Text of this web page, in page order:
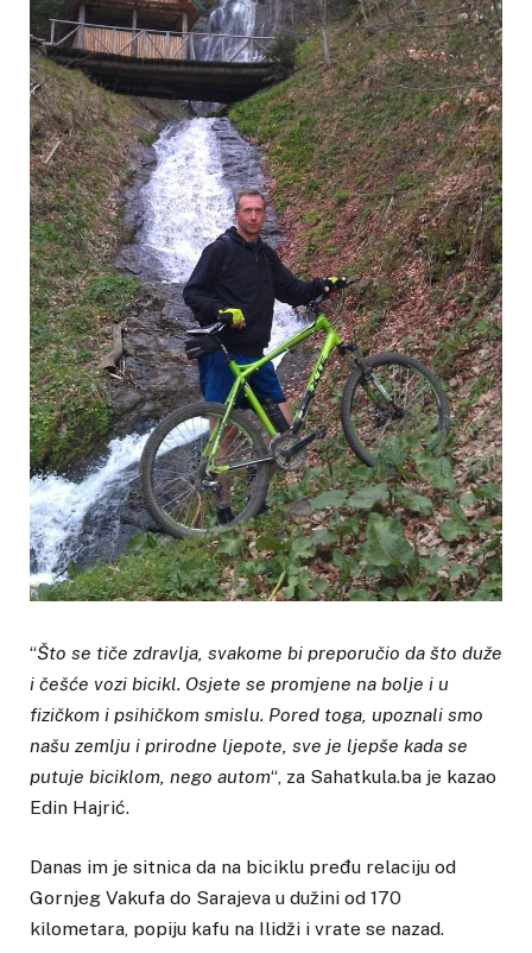
“Što se tiče zdravlja, svakome bi preporučio da što duže
i češće vozi bicikl. Osjete se promjene na bolje i u
fizičkom i psihičkom smislu. Pored toga, upoznali smo
našu zemlju i prirodne ljepote, sve je ljepše kada se
putuje biciklom, nego autom“, za Sahatkula.ba je kazao
Edin Hajrić.
Danas im je sitnica da na biciklu pređu relaciju od
Gornjeg Vakufa do Sarajeva u dužini od 170
kilometara, popiju kafu na Ilidži i vrate se nazad.